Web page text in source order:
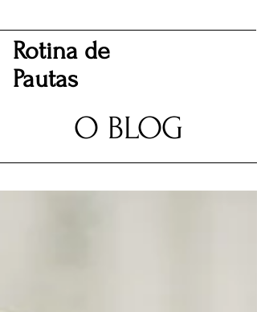
Rotina de
Pautas
O BLOG